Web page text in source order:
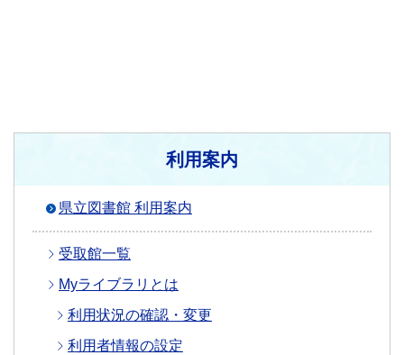
利用案内
県立図書館 利用案内
受取館一覧
Myライブラリとは
利用状況の確認・変更
利用者情報の設定